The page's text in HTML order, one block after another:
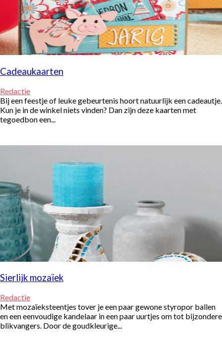
Cadeaukaarten
Redactie
Bij een feestje of leuke gebeurtenis hoort natuurlijk een cadeautje.
Kun je in de winkel niets vinden? Dan zijn deze kaarten met
tegoedbon een...
Sierlijk mozaïek
Redactie
Met mozaïeksteentjes tover je een paar gewone styropor ballen
en een eenvoudige kandelaar in een paar uurtjes om tot bijzondere
blikvangers. Door de goudkleurige...